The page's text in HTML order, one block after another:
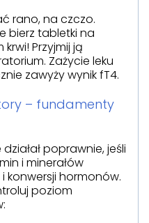
rano, na czczo.
bierz tabletki na
Przyjmij ją
Zażycie leku
zawyży wynik fT4.
– fundamenty
poprawnie, jeśli
i minerałów
konwersji hormonów.
poziom